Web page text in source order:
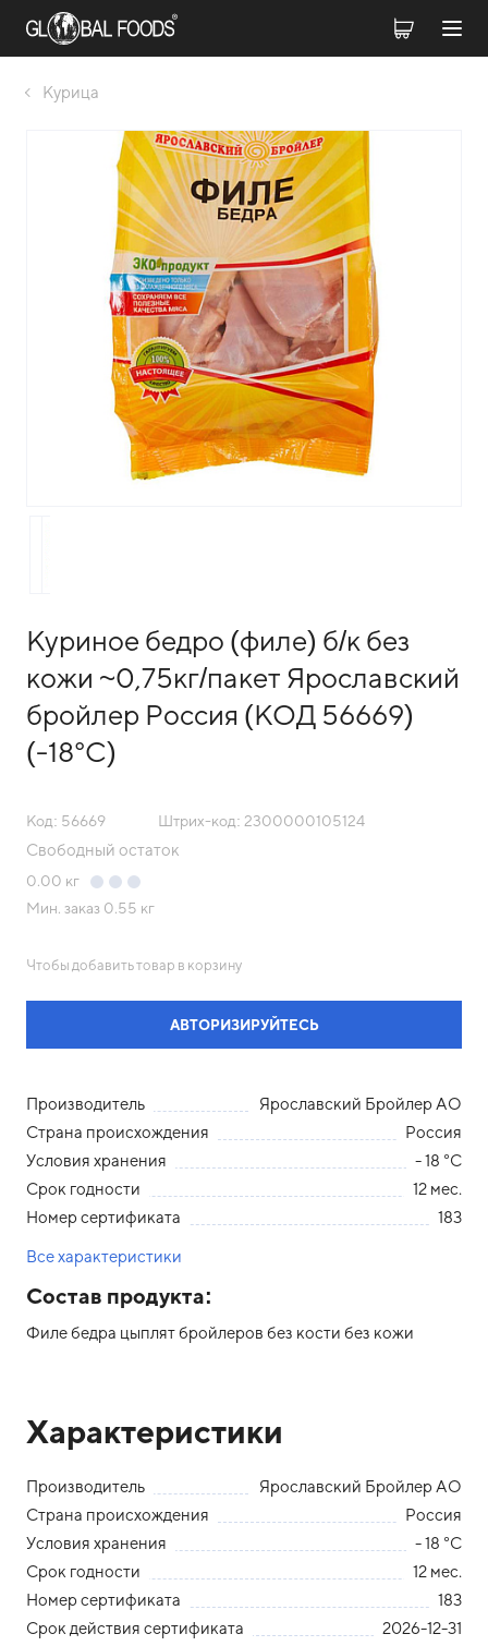
Курица
Куриное бедро (филе) б/к без
кожи ~0,75кг/пакет Ярославский
бройлер Россия (КОД 56669)
(-18°С)
Код: 56669 Штрих-код: 2300000105124
Свободный остаток
0.00 кг
Мин. заказ 0.55 кг
Чтобы добавить товар в корзину
АВТОРИЗИРУЙТЕСЬ
Производитель
Ярославский Бройлер АО
Страна происхождения
Россия
Условия хранения
- 18 °С
Срок годности
12 мес.
Номер сертификата
183
Все характеристики
Состав продукта:
Филе бедра цыплят бройлеров без кости без кожи
Характеристики
Производитель
Ярославский Бройлер АО
Страна происхождения
Россия
Условия хранения
- 18 °С
Срок годности
12 мес.
Номер сертификата
183
Срок действия сертификата
2026-12-31